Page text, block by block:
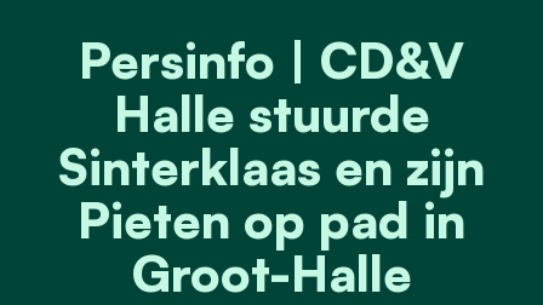
Persinfo | CD&V
Halle stuurde
Sinterklaas en zijn
Pieten op pad in
Groot-Halle